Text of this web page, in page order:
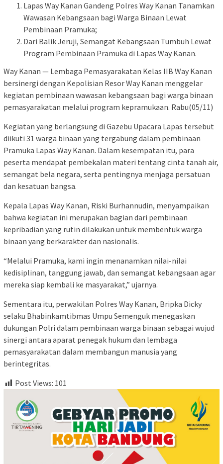
Lapas Way Kanan Gandeng Polres Way Kanan Tanamkan
Wawasan Kebangsaan bagi Warga Binaan Lewat
Pembinaan Pramuka;
Dari Balik Jeruji, Semangat Kebangsaan Tumbuh Lewat
Program Pembinaan Pramuka di Lapas Way Kanan.
Way Kanan — Lembaga Pemasyarakatan Kelas IIB Way Kanan
bersinergi dengan Kepolisian Resor Way Kanan menggelar
kegiatan pembinaan wawasan kebangsaan bagi warga binaan
pemasyarakatan melalui program kepramukaan. Rabu(05/11)
Kegiatan yang berlangsung di Gazebu Upacara Lapas tersebut
diikuti 31 warga binaan yang tergabung dalam pembinaan
Pramuka Lapas Way Kanan. Dalam kesempatan itu, para
peserta mendapat pembekalan materi tentang cinta tanah air,
semangat bela negara, serta pentingnya menjaga persatuan
dan kesatuan bangsa.
Kepala Lapas Way Kanan, Riski Burhannudin, menyampaikan
bahwa kegiatan ini merupakan bagian dari pembinaan
kepribadian yang rutin dilakukan untuk membentuk warga
binaan yang berkarakter dan nasionalis.
“Melalui Pramuka, kami ingin menanamkan nilai-nilai
kedisiplinan, tanggung jawab, dan semangat kebangsaan agar
mereka siap kembali ke masyarakat,” ujarnya.
Sementara itu, perwakilan Polres Way Kanan, Bripka Dicky
selaku Bhabinkamtibmas Umpu Semenguk menegaskan
dukungan Polri dalam pembinaan warga binaan sebagai wujud
sinergi antara aparat penegak hukum dan lembaga
pemasyarakatan dalam membangun manusia yang
berintegritas.
Post Views: 101